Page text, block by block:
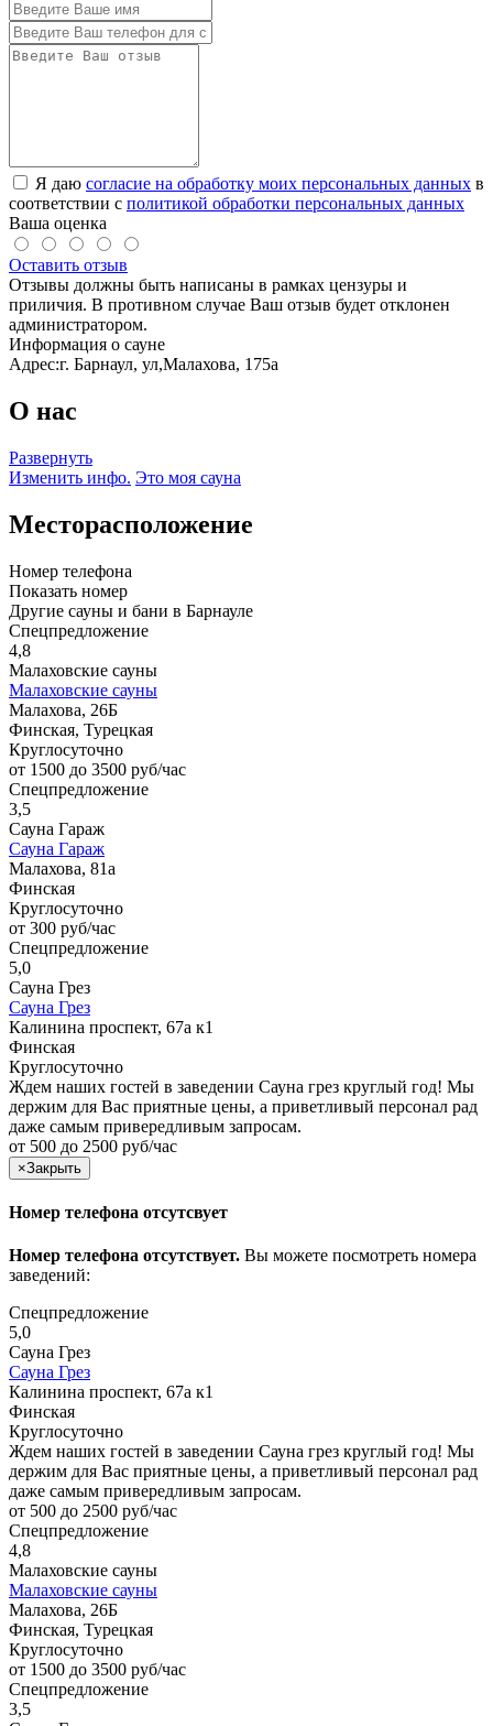
Я даю согласие на обработку моих персональных данных в
соответствии с политикой обработки персональных данных
Ваша оценка
Оставить отзыв
Отзывы должны быть написаны в рамках цензуры и
приличия. В противном случае Ваш отзыв будет отклонен
администратором.
Информация о сауне
Адрес:г. Барнаул, ул,Малахова, 175а
О нас
Развернуть
Изменить инфо. Это моя сауна
Месторасположение
Номер телефона
Показать номер
Другие сауны и бани в Барнауле
Спецпредложение
4,8
Малаховские сауны
Малаховские сауны
Малахова, 26Б
Финская, Турецкая
Круглосуточно
от 1500 до 3500 руб/час
Спецпредложение
3,5
Сауна Гараж
Сауна Гараж
Малахова, 81а
Финская
Круглосуточно
от 300 руб/час
Спецпредложение
5,0
Сауна Грез
Сауна Грез
Калинина проспект, 67а к1
Финская
Круглосуточно
Ждем наших гостей в заведении Сауна грез круглый год! Мы
держим для Вас приятные цены, а приветливый персонал рад
даже самым привередливым запросам.
от 500 до 2500 руб/час
×Закрыть
Номер телефона отсутсвует
Номер телефона отсутствует. Вы можете посмотреть номера
заведений:
Спецпредложение
5,0
Сауна Грез
Сауна Грез
Калинина проспект, 67а к1
Финская
Круглосуточно
Ждем наших гостей в заведении Сауна грез круглый год! Мы
держим для Вас приятные цены, а приветливый персонал рад
даже самым привередливым запросам.
от 500 до 2500 руб/час
Спецпредложение
4,8
Малаховские сауны
Малаховские сауны
Малахова, 26Б
Финская, Турецкая
Круглосуточно
от 1500 до 3500 руб/час
Спецпредложение
3,5